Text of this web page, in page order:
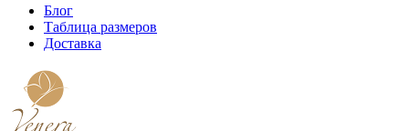
Блог
Таблица размеров
Доставка